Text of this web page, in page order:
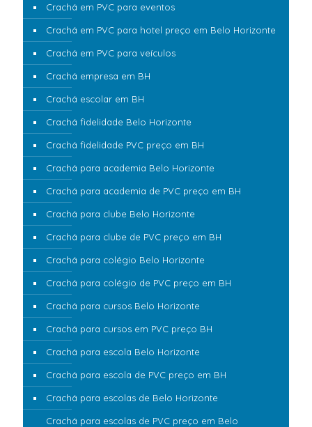
Crachá em PVC para eventos
Crachá em PVC para hotel preço em Belo Horizonte
Crachá em PVC para veículos
Crachá empresa em BH
Crachá escolar em BH
Crachá fidelidade Belo Horizonte
Crachá fidelidade PVC preço em BH
Crachá para academia Belo Horizonte
Crachá para academia de PVC preço em BH
Crachá para clube Belo Horizonte
Crachá para clube de PVC preço em BH
Crachá para colégio Belo Horizonte
Crachá para colégio de PVC preço em BH
Crachá para cursos Belo Horizonte
Crachá para cursos em PVC preço BH
Crachá para escola Belo Horizonte
Crachá para escola de PVC preço em BH
Crachá para escolas de Belo Horizonte
Crachá para escolas de PVC preço em Belo